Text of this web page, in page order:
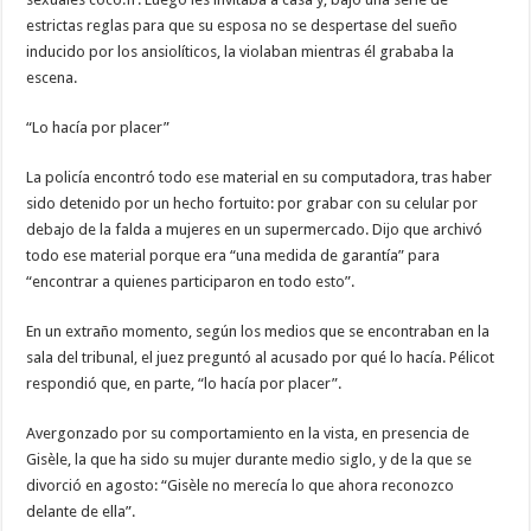
estrictas reglas para que su esposa no se despertase del sueño
inducido por los ansiolíticos, la violaban mientras él grababa la
escena.
“Lo hacía por placer”
La policía encontró todo ese material en su computadora, tras haber
sido detenido por un hecho fortuito: por grabar con su celular por
debajo de la falda a mujeres en un supermercado. Dijo que archivó
todo ese material porque era “una medida de garantía” para
“encontrar a quienes participaron en todo esto”.
En un extraño momento, según los medios que se encontraban en la
sala del tribunal, el juez preguntó al acusado por qué lo hacía. Pélicot
respondió que, en parte, “lo hacía por placer”.
Avergonzado por su comportamiento en la vista, en presencia de
Gisèle, la que ha sido su mujer durante medio siglo, y de la que se
divorció en agosto: “Gisèle no merecía lo que ahora reconozco
delante de ella”.